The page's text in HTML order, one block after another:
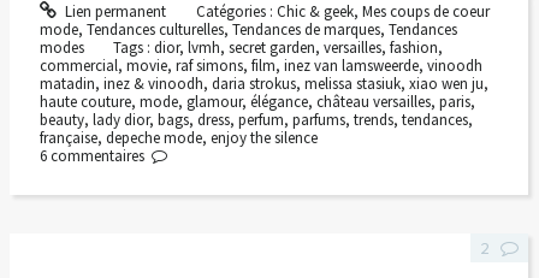
Lien permanent Catégories : Chic & geek, Mes coups de coeur
mode, Tendances culturelles, Tendances de marques, Tendances
modes
Tags :dior,lvmh,secret garden,versailles,fashion,
commercial, movie, raf simons, film, inez van lamsweerde, vinoodh
matadin, inez & vinoodh, daria strokus, melissa stasiuk, xiao wen ju,
haute couture, mode, glamour, élégance, château versailles, paris,
beauty, lady dior, bags, dress, perfum, parfums, trends, tendances,
française, depeche mode, enjoy the silence
6 commentaires
2